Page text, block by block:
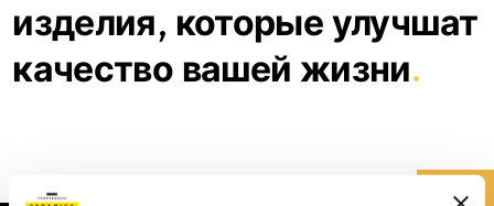
изделия, которые улучшат
качество вашей жизни.